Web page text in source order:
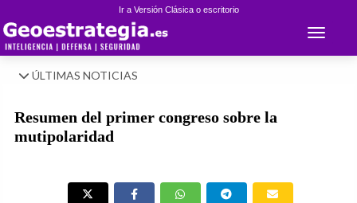
Ir a Versión Clásica o escritorio
Toggle
ÚLTIMAS NOTICIAS
Resumen del primer congreso sobre la
mutipolaridad